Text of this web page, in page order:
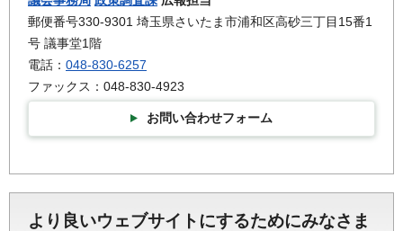
郵便番号330-9301 埼玉県さいたま市浦和区高砂三丁目15番1
号 議事堂1階
電話： 048-830-6257
ファックス：048-830-4923
お問い合わせフォーム
より良いウェブサイトにするためにみなさま